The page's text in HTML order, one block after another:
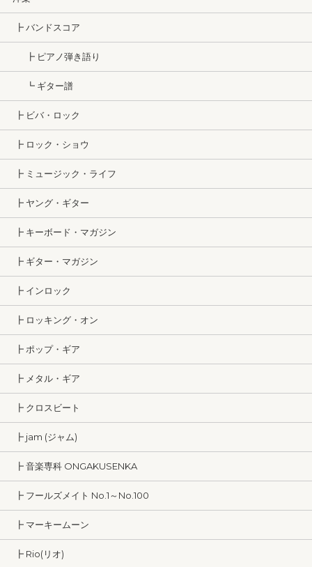
┣ バンドスコア
┣ ピアノ弾き語り
┗ ギター譜
┣ ビバ・ロック
┣ ロック・ショウ
┣ ミュージック・ライフ
┣ ヤング・ギター
┣ キーボード・マガジン
┣ ギター・マガジン
┣ インロック
┣ ロッキング・オン
┣ ポップ・ギア
┣ メタル・ギア
┣ クロスビート
┣ jam (ジャム)
┣ 音楽専科 ONGAKUSENKA
┣ フールズメイト No.1～No.100
┣ マーキームーン
┣ Rio(リオ)